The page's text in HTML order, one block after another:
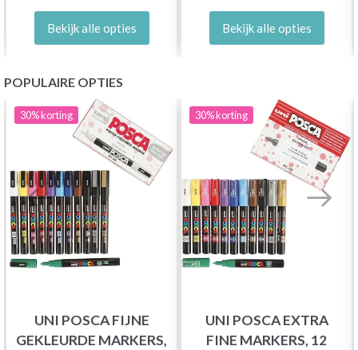
Bekijk alle opties Bekijk alle opties
POPULAIRE OPTIES
30%korting
UNI POSCA FIJNE
GEKLEURDE MARKERS,
30%korting
UNI POSCA EXTRA
FINE MARKERS, 12